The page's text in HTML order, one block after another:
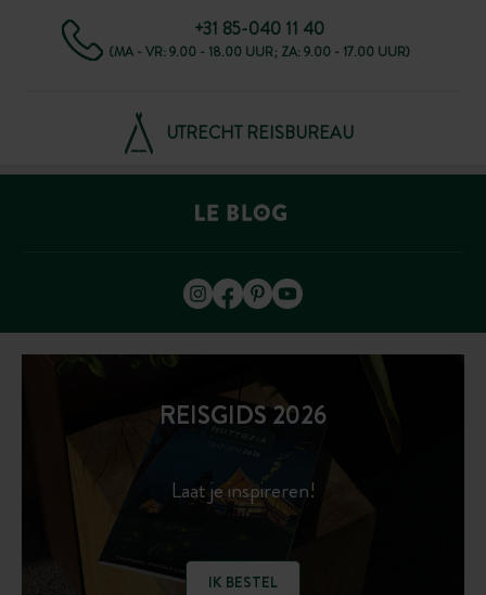
+31 85-040 11 40
(MA - VR: 9.00 - 18.00 UUR; ZA: 9.00 - 17.00 UUR)
UTRECHT REISBUREAU
REISGIDS 2026
Laat je inspireren!
IK BESTEL